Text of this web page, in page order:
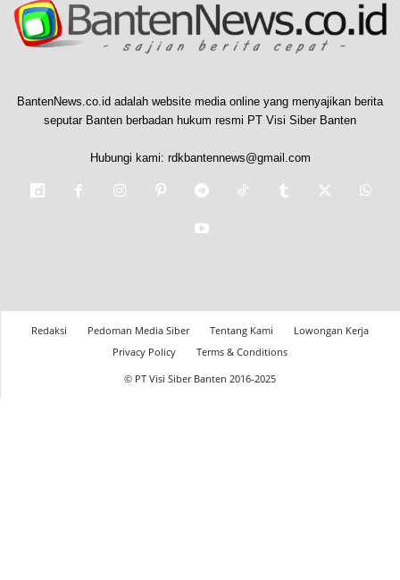
BantenNews.co.id adalah website media online yang menyajikan berita
seputar Banten berbadan hukum resmi PT Visi Siber Banten
Hubungi kami: rdkbantennews@gmail.com
Redaksi Pedoman Media Siber Tentang Kami
Lowongan Kerja
Privacy Policy
Terms & Conditions
© PT Visi Siber Banten 2016-2025